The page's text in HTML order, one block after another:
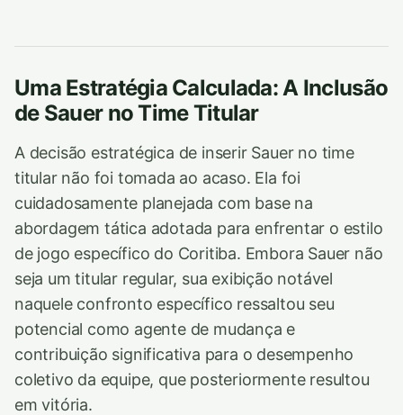
Uma Estratégia Calculada: A Inclusão
de Sauer no Time Titular
A decisão estratégica de inserir Sauer no time
titular não foi tomada ao acaso. Ela foi
cuidadosamente planejada com base na
abordagem tática adotada para enfrentar o estilo
de jogo específico do Coritiba. Embora Sauer não
seja um titular regular, sua exibição notável
naquele confronto específico ressaltou seu
potencial como agente de mudança e
contribuição significativa para o desempenho
coletivo da equipe, que posteriormente resultou
em vitória.